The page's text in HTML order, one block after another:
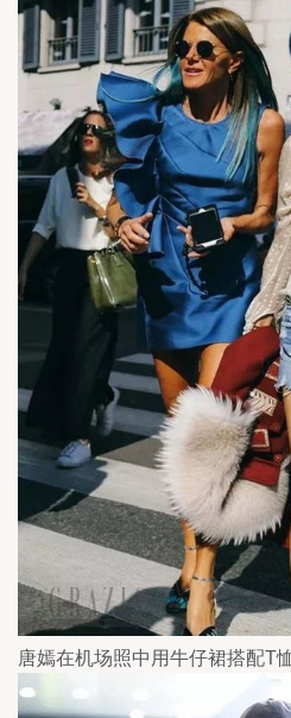
唐嫣在机场照中用牛仔裙搭配T